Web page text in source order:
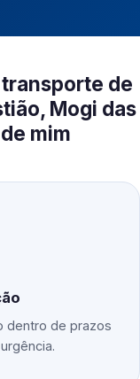
de
Mogi das
mim
dentro de prazos